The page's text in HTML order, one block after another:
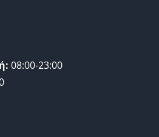
08:00-23:00